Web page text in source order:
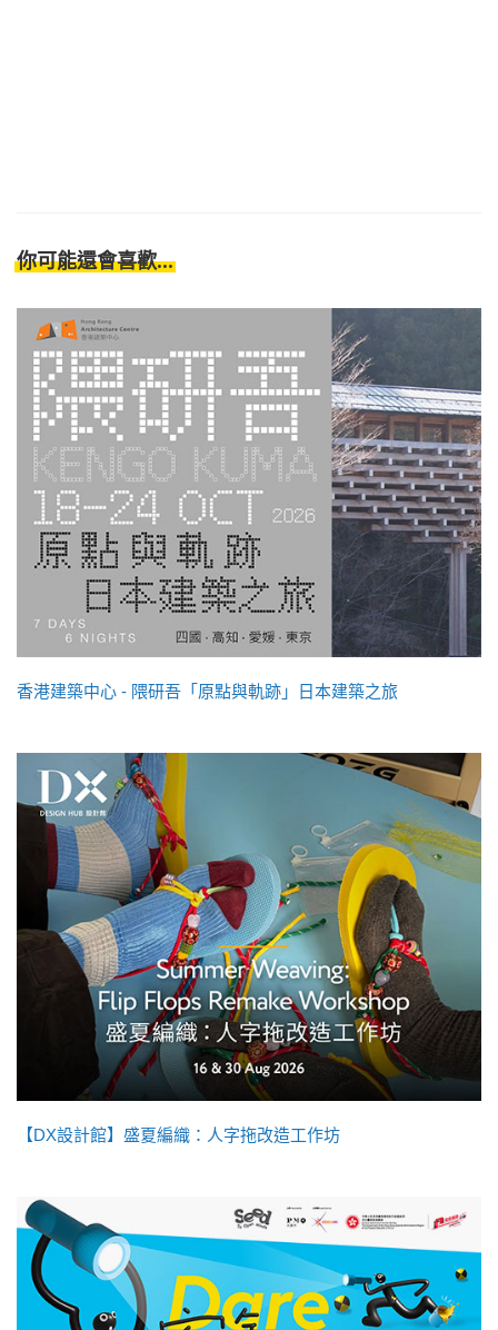
你可能還會喜歡...
香港建築中心 - 隈研吾「原點與軌跡」日本建築之旅
【DX設計館】盛夏編織：人字拖改造工作坊